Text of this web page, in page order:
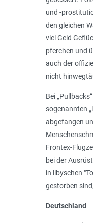
und -
den gleichen
viel Geld
pferchen und
auch der
nicht
Bei
sogenannten
abgefangen
Frontex-
bei der
in libyschen
gestorben
Deutschland